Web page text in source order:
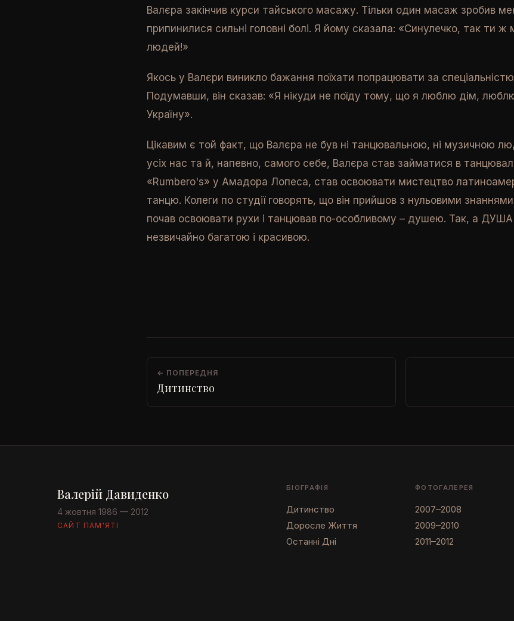
Валєра закінчив курси тайського масажу. Тільки один масаж зробив
припинилися сильні головні болі. Я йому сказала: «Синулечко, так ти
людей!»
Якось у Валєри виникло бажання поїхати попрацювати за спеціальністю
Подумавши, він сказав: «Я нікуди не поїду тому, що я люблю дім,
Україну».
Цікавим є той факт, що Валєра не був ні танцювальною, ні музичною
усіх нас та й, напевно, самого себе, Валєра став займатися в
«Rumbero's» у Амадора Лопеса, став освоювати мистецтво
танцю. Колеги по студії говорять, що він прийшов з нульовими
почав освоювати рухи і танцював по-особливому – душею. Так, а ДУША
незвичайно багатою і красивою.
← ПОПЕРЕДНЯ
Дитинство
Валерій Давиденко
4 жовтня 1986 — 2012
САЙТ ПАМ'ЯТІ
БІОГРАФІЯ
Дитинство
Доросле Життя
Останні Дні
ФОТОГАЛЕРЕЯ
2007–2008
2009–2010
2011–2012